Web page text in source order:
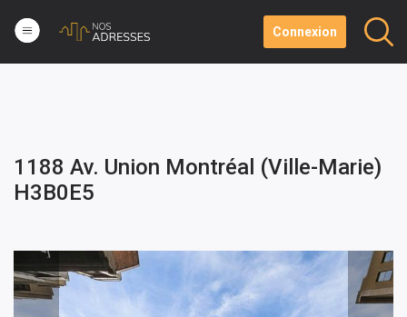
Connexion
1188 Av. Union Montréal (Ville-Marie)
H3B0E5